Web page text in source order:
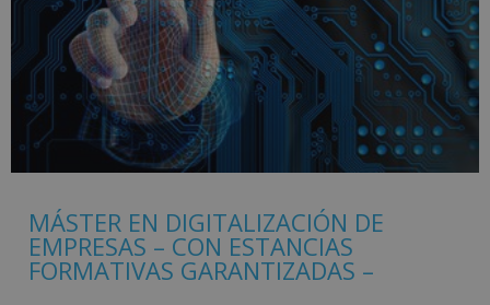
MÁSTER EN DIGITALIZACIÓN DE
EMPRESAS – CON ESTANCIAS
FORMATIVAS GARANTIZADAS –